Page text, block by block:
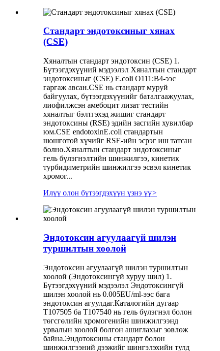
Стандарт эндотоксиныг хянах
(CSE)
Хяналтын стандарт эндотоксин (CSE) 1.
Бүтээгдэхүүний мэдээлэл Хяналтын стандарт
эндотоксиныг (CSE) E.coli O111:B4-ээс
гаргаж авсан.CSE нь стандарт муруй
байгуулах, бүтээгдэхүүнийг баталгаажуулах,
лиофилжсэн амебоцит лизат тестийн
хяналтыг бэлтгэхэд жишиг стандарт
эндотоксины (RSE) эдийн засгийн хувилбар
юм.CSE endotoxinE.coli стандартын
шошготой хүчийг RSE-ийн эсрэг иш татсан
болно.Хяналтын стандарт эндотоксиныг
гель бүлэгнэлтийн шинжилгээ, кинетик
турбидиметрийн шинжилгээ эсвэл кинетик
хромог...
Илүү олон бүтээгдэхүүн үзнэ үү>
Эндотоксин агуулаагүй шилэн
туршилтын хоолой
Эндотоксин агуулаагүй шилэн туршилтын
хоолой (Эндотоксингүй хуруу шил) 1.
Бүтээгдэхүүний мэдээлэл Эндотоксингүй
шилэн хоолой нь 0.005EU/ml-ээс бага
эндотоксин агуулдаг.Каталогийн дугаар
T107505 ба T107540 нь гель бүлэгнэл болон
төгсгөлийн хромогенийн шинжилгээнд
урвалын хоолой болгон ашиглахыг зөвлөж
байна.Эндотоксины стандарт болон
шинжилгээний дээжийг шингэлэхийн тулд